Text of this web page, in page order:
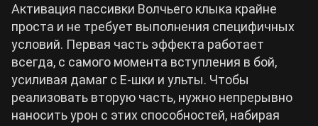
Активация пассивки Волчьего клыка крайне
проста и не требует выполнения специфичных
условий. Первая часть эффекта работает
всегда, с самого момента вступления в бой,
усиливая дамаг с Е-шки и ульты. Чтобы
реализовать вторую часть, нужно непрерывно
наносить урон с этих способностей, набирая